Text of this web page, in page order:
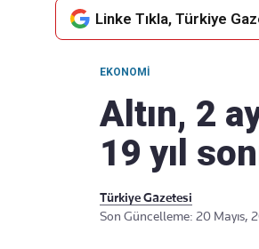
akışımıza
Linke Tıkla, Türkiye
EKONOMI
Altın, 2
19 yıl
Türkiye Gazetesi
Son Güncelleme: 20 Mayıs,